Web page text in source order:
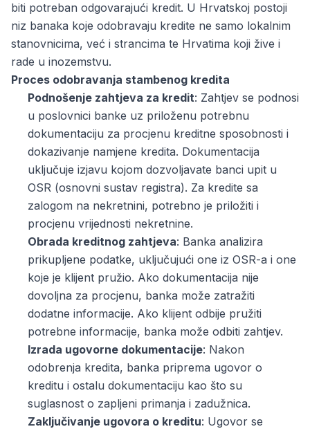
biti potreban odgovarajući kredit. U Hrvatskoj postoji
niz banaka koje odobravaju kredite ne samo lokalnim
stanovnicima, već i strancima te Hrvatima koji žive i
rade u inozemstvu.
Proces odobravanja stambenog kredita
Podnošenje zahtjeva za kredit: Zahtjev se podnosi
u poslovnici banke uz priloženu potrebnu
dokumentaciju za procjenu kreditne sposobnosti i
dokazivanje namjene kredita. Dokumentacija
uključuje izjavu kojom dozvoljavate banci upit u
OSR (osnovni sustav registra). Za kredite sa
zalogom na nekretnini, potrebno je priložiti i
procjenu vrijednosti nekretnine.
Obrada kreditnog zahtjeva: Banka analizira
prikupljene podatke, uključujući one iz OSR-a i one
koje je klijent pružio. Ako dokumentacija nije
dovoljna za procjenu, banka može zatražiti
dodatne informacije. Ako klijent odbije pružiti
potrebne informacije, banka može odbiti zahtjev.
Izrada ugovorne dokumentacije: Nakon
odobrenja kredita, banka priprema ugovor o
kreditu i ostalu dokumentaciju kao što su
suglasnost o zapljeni primanja i zadužnica.
Zaključivanje ugovora o kreditu: Ugovor se